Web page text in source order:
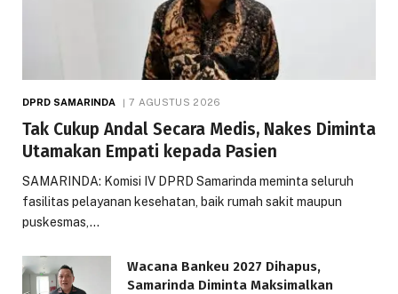
DPRD SAMARINDA 7 AGUSTUS 2026
Tak Cukup Andal Secara Medis, Nakes Diminta
Utamakan Empati kepada Pasien
SAMARINDA: Komisi IV DPRD Samarinda meminta seluruh
fasilitas pelayanan kesehatan, baik rumah sakit maupun
puskesmas,…
Wacana Bankeu 2027 Dihapus,
Samarinda Diminta Maksimalkan